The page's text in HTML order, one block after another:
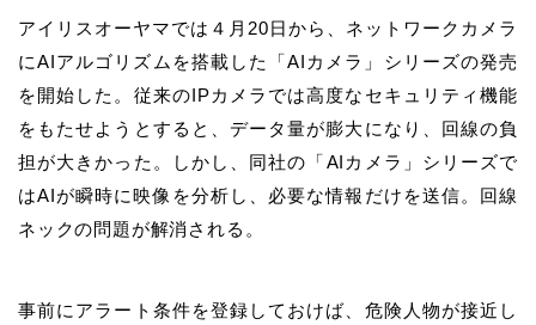
アイリスオーヤマでは４月20日から、ネットワークカメラ
にAIアルゴリズムを搭載した「AIカメラ」シリーズの発売
を開始した。従来のIPカメラでは高度なセキュリティ機能
をもたせようとすると、データ量が膨大になり、回線の負
担が大きかった。しかし、同社の「AIカメラ」シリーズで
はAIが瞬時に映像を分析し、必要な情報だけを送信。回線
ネックの問題が解消される。
事前にアラート条件を登録しておけば、危険人物が接近し